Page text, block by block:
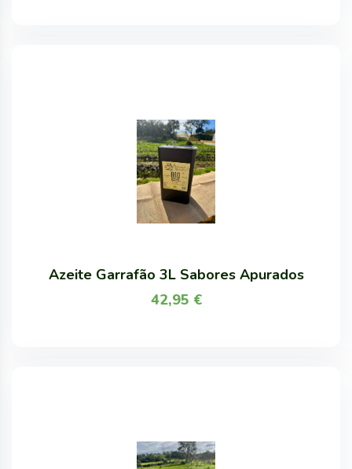
Azeite Garrafão 3L Sabores Apurados
42,95 €